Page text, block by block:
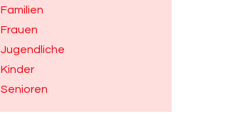
Familien
Frauen
Jugendliche
Kinder
Senioren